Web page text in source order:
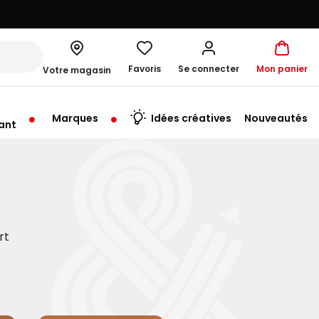
Votre magasin
à 09:30
Favoris Se connecter Mon panier
Marques Idées créatives Nouveautés